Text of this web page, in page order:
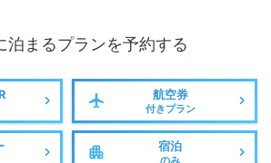
泊まるプランを予約する
航空券
付きプラン
宿泊
のみ